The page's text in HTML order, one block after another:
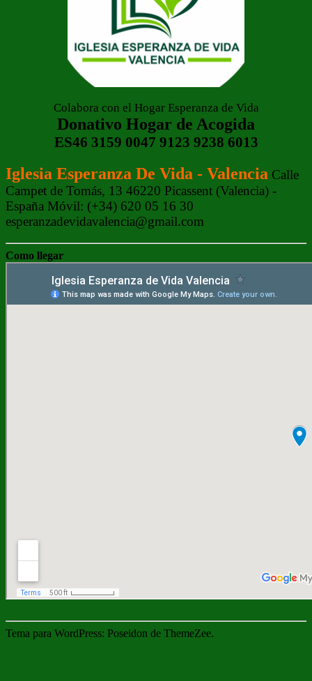
Colabora con el Hogar Esperanza de Vida
Donativo Hogar de Acogida
ES46 3159 0047 9123 9238 6013
Iglesia Esperanza De Vida - Valencia Calle
Campet de Tomás, 13 46220 Picassent (Valencia) -
España Móvil: (+34) 620 05 16 30
esperanzadevidavalencia@gmail.com
Como llegar
Tema para WordPress: Poseidon de ThemeZee.